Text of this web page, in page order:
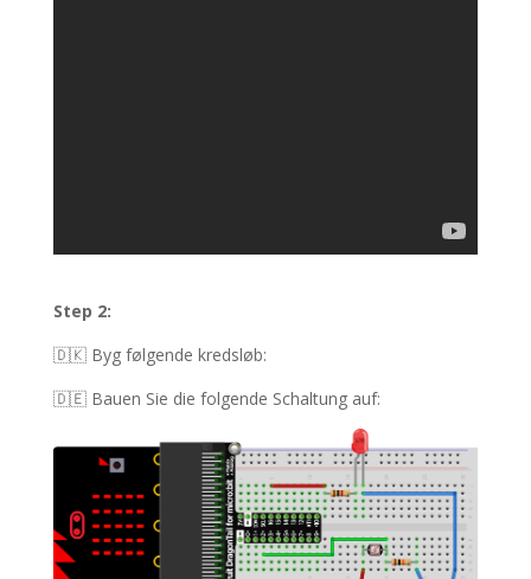
Step 2:
🇩🇰 Byg følgende kredsløb:
🇩🇪 Bauen Sie die folgende Schaltung auf: